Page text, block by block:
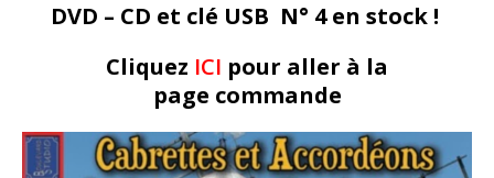
DVD – CD et clé USB N° 4 en stock !
Cliquez ICI pour aller à la
page commande